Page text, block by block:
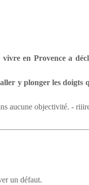
vivre en Provence a
y plonger les doigts
aucune objectivité. -
un défaut.